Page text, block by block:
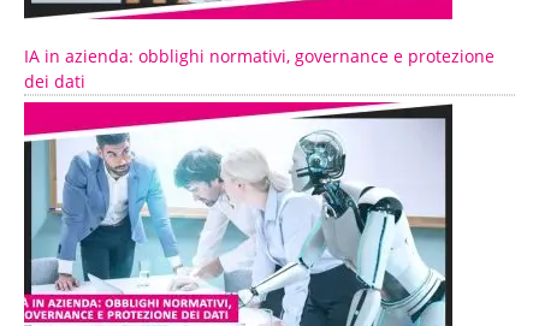
IA in azienda: obblighi normativi, governance e protezione
dei dati